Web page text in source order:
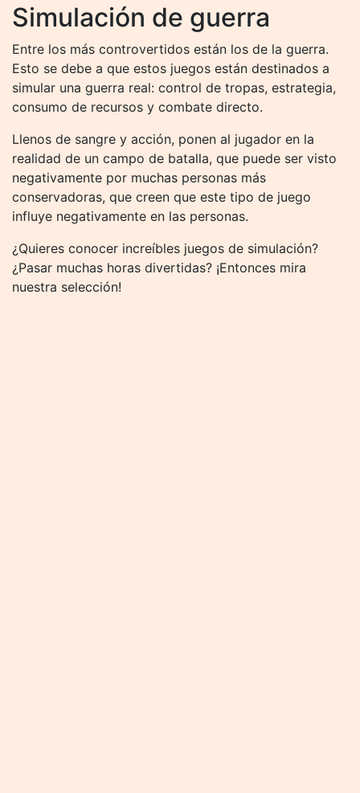
Simulación de guerra
Entre los más controvertidos están los de la guerra.
Esto se debe a que estos juegos están destinados a
simular una guerra real: control de tropas, estrategia,
consumo de recursos y combate directo.
Llenos de sangre y acción, ponen al jugador en la
realidad de un campo de batalla, que puede ser visto
negativamente por muchas personas más
conservadoras, que creen que este tipo de juego
influye negativamente en las personas.
¿Quieres conocer increíbles juegos de simulación?
¿Pasar muchas horas divertidas? ¡Entonces mira
nuestra selección!